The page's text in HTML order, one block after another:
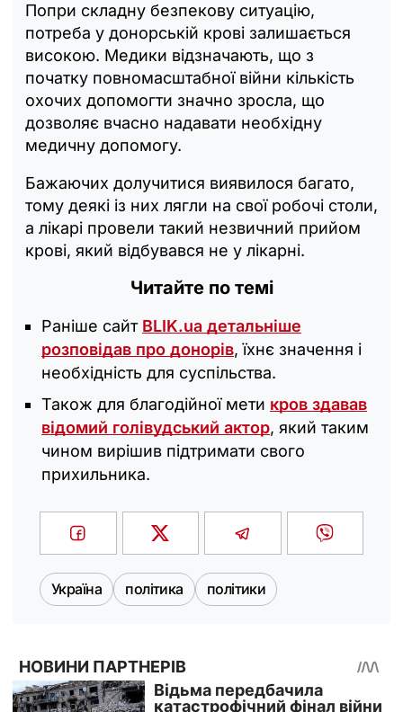
Попри складну безпекову ситуацію,
потреба у донорській крові залишається
високою. Медики відзначають, що з
початку повномасштабної війни кількість
охочих допомогти значно зросла, що
дозволяє вчасно надавати необхідну
медичну допомогу.
Бажаючих долучитися виявилося багато,
тому деякі із них лягли на свої робочі столи,
а лікарі провели такий незвичний прийом
крові, який відбувався не у лікарні.
Читайте по темі
Раніше сайт BLIK.ua детальніше
розповідав про донорів, їхнє значення і
необхідність для суспільства.
Також для благодійної мети кров здавав
відомий голівудський актор, який таким
чином вирішив підтримати свого
прихильника.
Україна політика політики